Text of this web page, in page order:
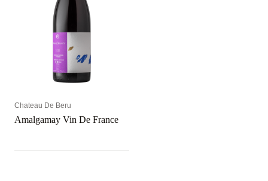
Chateau De Beru
Amalgamay Vin De France